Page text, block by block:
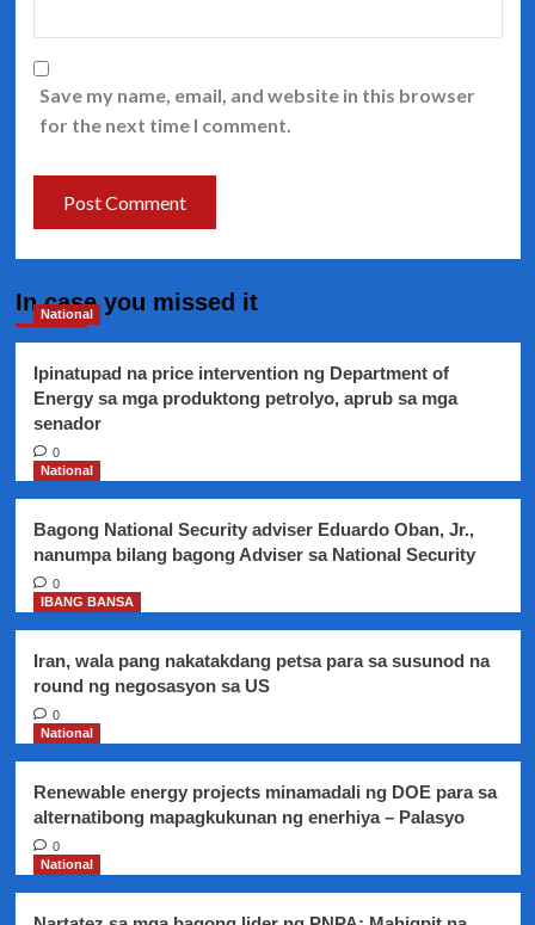
Save my name, email, and website in this browser
for the next time I comment.
In case you missed it
National
Ipinatupad na price intervention ng Department of
Energy sa mga produktong petrolyo, aprub sa mga
senador
0
National
Bagong National Security adviser Eduardo Oban, Jr.,
nanumpa bilang bagong Adviser sa National Security
0
IBANG BANSA
Iran, wala pang nakatakdang petsa para sa susunod na
round ng negosasyon sa US
0
National
Renewable energy projects minamadali ng DOE para sa
alternatibong mapagkukunan ng enerhiya – Palasyo
0
National